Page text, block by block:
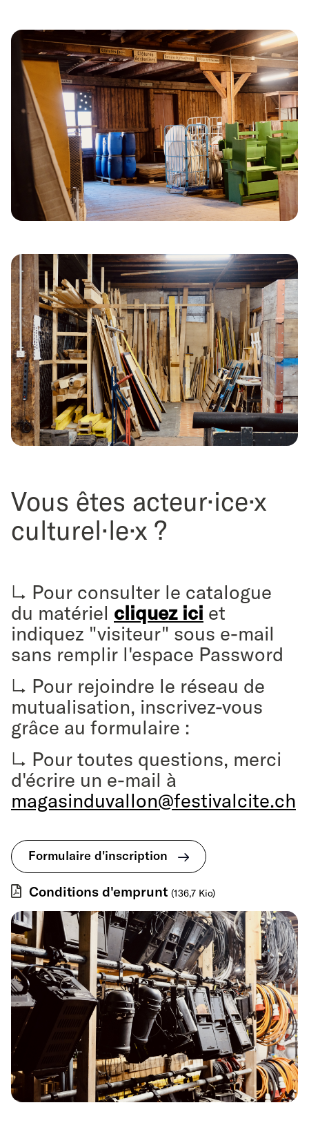
Vous êtes acteur·ice·x
culturel·le·x ?
↳ Pour consulter le catalogue
du matériel cliquez ici et
indiquez "visiteur" sous e-mail
sans remplir l'espace Password
↳ Pour rejoindre le réseau de
mutualisation, inscrivez-vous
grâce au formulaire :
↳ Pour toutes questions, merci
d'écrire un e-mail à
magasinduvallon@festivalcite.ch
Formulaire d'inscription
Conditions d'emprunt (136,7 Kio)